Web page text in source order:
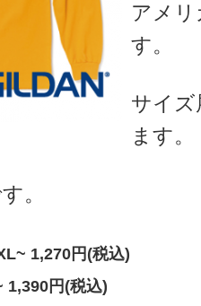
アメ
す。
サイズ
ます。
。
1,270円(税込)
1,390円(税込)